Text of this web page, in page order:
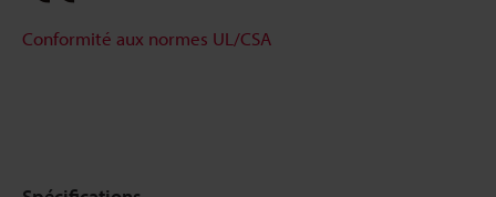
Conformité aux normes UL/CSA